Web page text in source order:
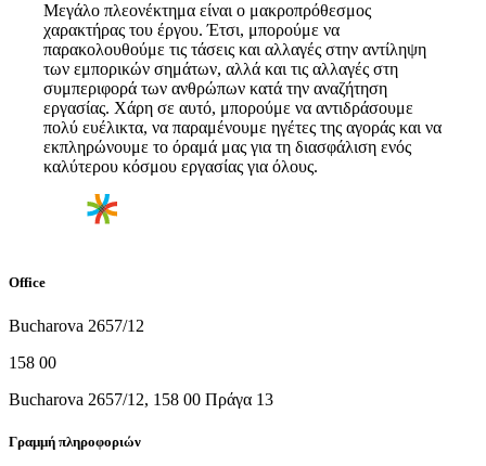
Μεγάλο πλεονέκτημα είναι ο μακροπρόθεσμος
χαρακτήρας του έργου. Έτσι, μπορούμε να
παρακολουθούμε τις τάσεις και αλλαγές στην αντίληψη
των εμπορικών σημάτων, αλλά και τις αλλαγές στη
συμπεριφορά των ανθρώπων κατά την αναζήτηση
εργασίας. Χάρη σε αυτό, μπορούμε να αντιδράσουμε
πολύ ευέλικτα, να παραμένουμε ηγέτες της αγοράς και να
εκπληρώνουμε το όραμά μας για τη διασφάλιση ενός
καλύτερου κόσμου εργασίας για όλους.
Office
Bucharova 2657/12
158 00
Bucharova 2657/12, 158 00 Πράγα 13
Γραμμή πληροφοριών